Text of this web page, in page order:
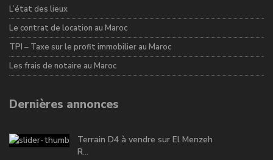
L’état des lieux
Le contrat de location au Maroc
TPI – Taxe sur le profit immobilier au Maroc
Les frais de notaire au Maroc
Dernières annonces
Terrain D4 à vendre sur El Menzeh
R...